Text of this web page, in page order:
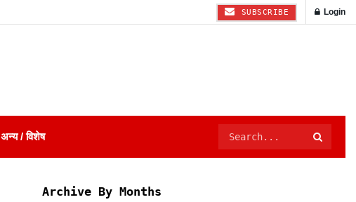
SUBSCRIBE Login
अन्य / विशेष
Archive By Months